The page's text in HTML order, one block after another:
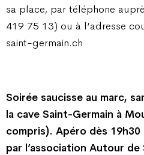
sa place, par téléphone
419 75 13) ou à l’adresse
saint-germain.ch
Soirée saucisse au marc,
la cave Saint-Germain à
compris). Apéro dès
par l’association Autour de